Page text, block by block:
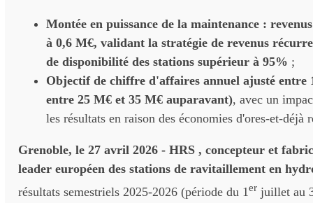
Montée en puissance de la maintenance :
à 0,6 M€, validant la stratégie de revenus
de disponibilité des stations supérieur à 95% ;
Objectif de chiffre d'affaires annuel ajusté entre
entre 25 M€ et 35 M€ auparavant), avec un
les résultats en raison des économies d'ores-et-déjà
Grenoble, le 27 avril 2026 - HRS , concepteur et
leader européen des stations de ravitaillement en
résultats semestriels 2025-2026 (période du 1er juillet au